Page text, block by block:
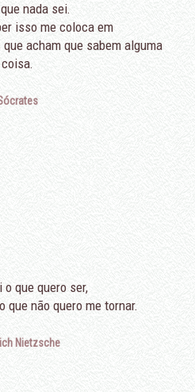
nada sei.
isso me coloca em
acham que sabem alguma
coisa.
o que quero ser,
que não quero me tornar.
Nietzsche